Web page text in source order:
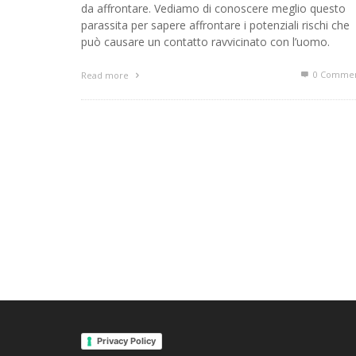
da affrontare. Vediamo di conoscere meglio questo
parassita per sapere affrontare i potenziali rischi che
può causare un contatto ravvicinato con l’uomo.
Read more 0
Privacy Policy